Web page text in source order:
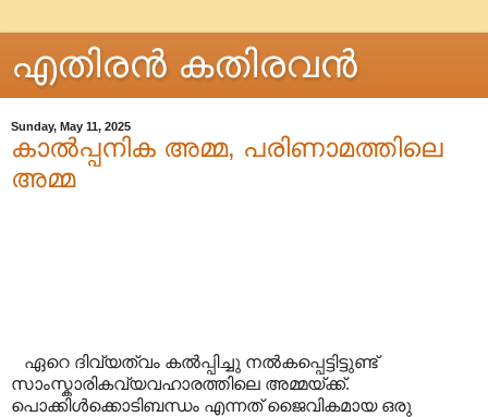
എതിരന്‍ കതിരവന്‍
Sunday, May 11, 2025
കാൽപ്പനിക അമ്മ, പരിണാമത്തിലെ
അമ്മ
ഏറെ ദിവ്യത്വം കൽപ്പിച്ചു നൽകപ്പെട്ടിട്ടുണ്ട്
സാംസ്കാരികവ്യവഹാരത്തിലെ അമ്മയ്ക്ക്.
പൊക്കിൾക്കൊടിബന്ധം എന്നത് ജൈവികമായ ഒരു